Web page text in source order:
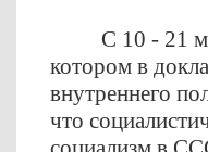
C 10 - 21
котором в
внутреннего
что